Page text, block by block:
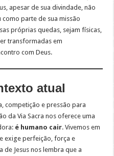
apesar de sua divindade, não
parte de sua missão
próprias quedas, sejam físicas,
transformadas em
com Deus.
atual
competição e pressão para
da Via Sacra nos oferece uma
é humano cair. Vivemos em
exige perfeição, força e
de Jesus nos lembra que a